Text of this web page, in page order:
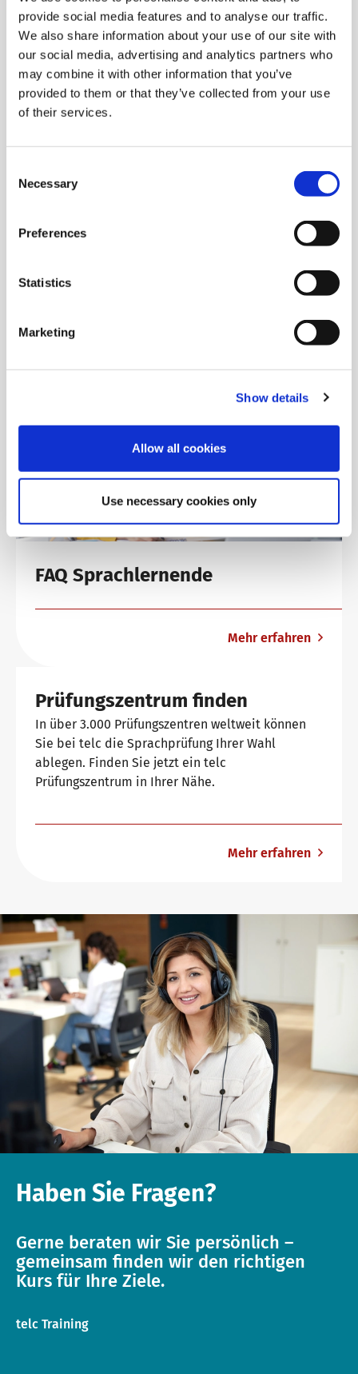
provide social media features and to analyse our traffic.
We also share information about your use of our site with
our social media, advertising and analytics partners who
may combine it with other information that you’ve
provided to them or that they’ve collected from your use
of their services.
Selection
Necessary
Preferences
Statistics
Marketing
Show details
Allow all cookies
Use necessary cookies only
Mit den telc Remote Tests können Sie Ihre
ablegen – ideal, wenn vor Ort kein
Mehr erfahren
FAQ Sprachlernende
Mehr erfahren
Prüfungszentrum finden
In über 3.000 Prüfungszentren weltweit können
Sie bei telc die Sprachprüfung Ihrer Wahl
ablegen. Finden Sie jetzt ein telc
Prüfungszentrum in Ihrer Nähe.
Mehr erfahren
Haben Sie Fragen?
Gerne beraten wir Sie persönlich –
gemeinsam finden wir den richtigen
Kurs für Ihre Ziele.
telc Training